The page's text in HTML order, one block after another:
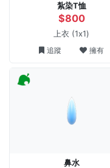
紮染T恤
$800
上衣 (1x1)
追蹤 擁有
鼻水